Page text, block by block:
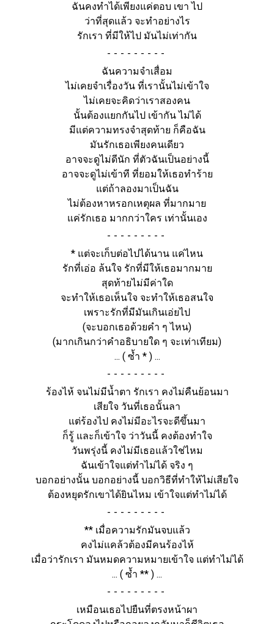
ฉันคงทำได้เพียงแค่ตอบ เขา ไป
ว่าที่สุดแล้ว จะทำอย่างไร
รักเรา ที่มีให้ไป มันไม่เท่ากัน
-
ฉันความจำเสื่อม
ไม่เคยจำเรื่องวัน ที่เรานั้นไม่เข้าใจ
ไม่เคยจะคิดว่าเราสองคน
นั้นต้องแยกกันไป เข้ากัน ไม่ได้
มีแต่ความทรงจำสุดท้าย ก็คือฉัน
มันรักเธอเพียงคนเดียว
อาจจะดูไม่ดีนัก ที่ตัวฉันเป็นอย่างนี้
อาจจะดูไม่เข้าที ที่ยอมให้เธอทำร้าย
แต่ถ้าลองมาเป็นฉัน
ไม่ต้องหาหรอกเหตุผล ที่มากมาย
แค่รักเธอ มากกว่าใคร เท่านั้นเอง
-
* แต่จะเก็บต่อไปได้นาน แค่ไหน
รักที่เอ่อ ล้นใจ รักที่มีให้เธอมากมาย
สุดท้ายไม่มีค่าใด
จะทำให้เธอเห็นใจ จะทำให้เธอสนใจ
เพราะรักที่มีมันเกินเอ่ยไป
(จะบอกเธอด้วยคำ ๆ ไหน)
(มากเกินกว่าคำอธิบายใด ๆ จะเท่าเทียม)
... ( ซ้ำ * ) ...
-
ร้องไห้ จนไม่มีน้ำตา รักเรา คงไม่คืนย้อนมา
เสียใจ วันที่เธอนั้นลา
แต่ร้องไป คงไม่มีอะไรจะดีขึ้นมา
ก็รู้ และก็เข้าใจ ว่าวันนี้ คงต้องทำใจ
วันพรุ่งนี้ คงไม่มีเธอแล้วใช่ไหม
ฉันเข้าใจแต่ทำไม่ได้ จริง ๆ
บอกอย่างนั้น บอกอย่างนี้ บอกวิธีที่ทำให้ไม่เสียใจ
ต้องหยุดรักเขาได้ยินไหม เข้าใจแต่ทำไม่ได้
-
**เมื่อความรักมันจบแล้ว
คงไม่แคล้วต้องมีคนร้องไห้
เมื่อว่ารักเรา มันหมดความหมายเข้าใจ แต่ทำไม่ได้
... ( ซ้ำ ** ) ...
-
เหมือนเธอไปยืนที่ตรงหน้าผา